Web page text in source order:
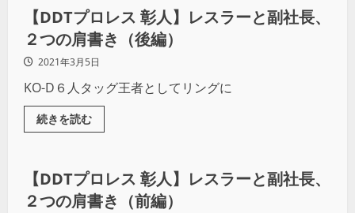
【DDTプロレス 彰人】レスラーと副社長、
２つの肩書き（後編）
2021年3月5日
KO-D６人タッグ王者としてリングに
続きを読む
プロレス
【DDTプロレス 彰人】レスラーと副社長、
２つの肩書き（前編）